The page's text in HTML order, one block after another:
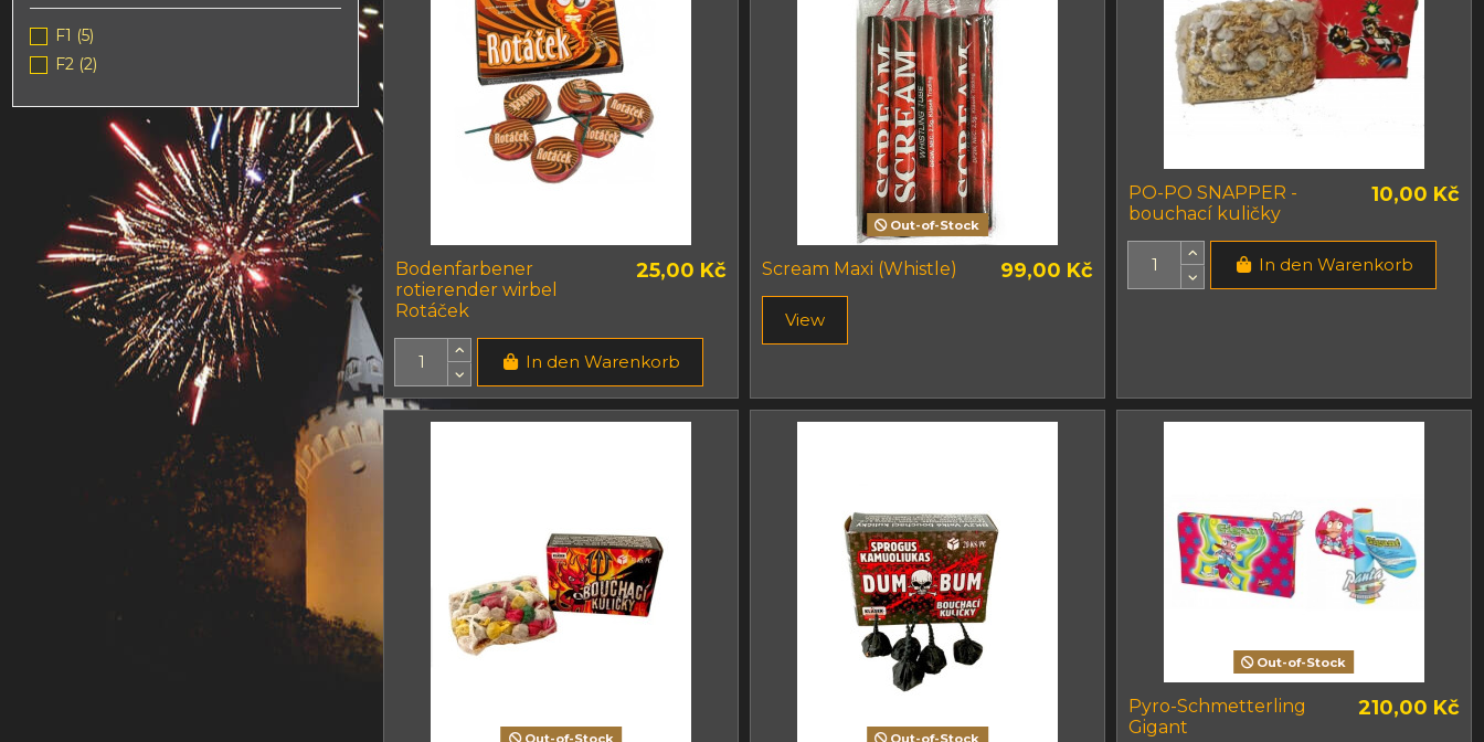
Bodenfarbener
rotierender wirbel
Rotáček
25,00 Kč
In den Warenkorb
Out-of-Stock
Scream Maxi (Whistle) 99,00 Kč
View
PO-PO SNAPPER -
bouchací kuličky
10,00 Kč
In den Warenkorb
Out-of-Stock Out-of-Stock
Out-of-Stock
Pyro-Schmetterling
Gigant
210,00 Kč
F1 (5)
F2 (2)